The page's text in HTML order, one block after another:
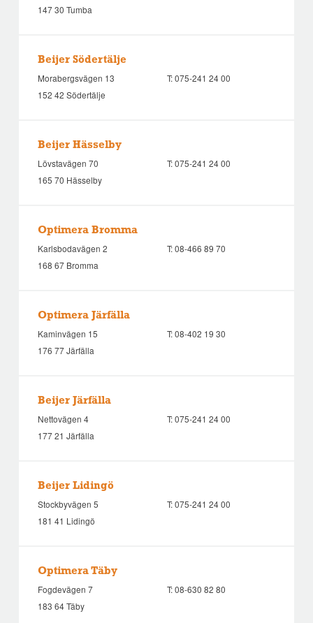
147 30 Tumba
Beijer Södertälje
Morabergsvägen 13
152 42 Södertälje
T:075-241 24 00
Beijer Hässelby
Lövstavägen 70
165 70 Hässelby
T:075-241 24 00
Optimera Bromma
Karlsbodavägen 2
168 67 Bromma
T:08-466 89 70
Optimera Järfälla
Kaminvägen 15
176 77 Järfälla
T:08-402 19 30
Beijer Järfälla
Nettovägen 4
177 21 Järfälla
T:075-241 24 00
Beijer Lidingö
Stockbyvägen 5
181 41 Lidingö
T:075-241 24 00
Optimera Täby
Fogdevägen 7
183 64 Täby
T:08-630 82 80